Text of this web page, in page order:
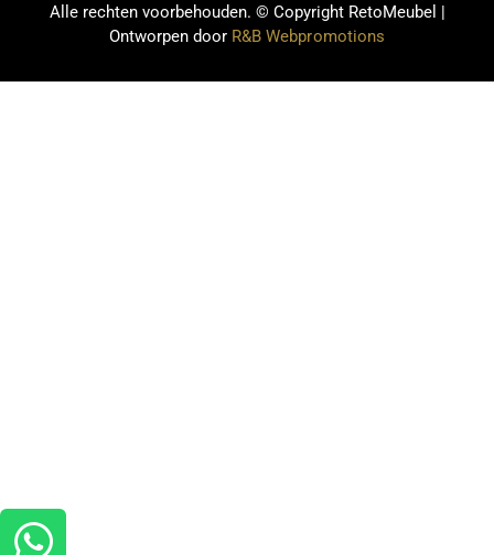
Alle rechten voorbehouden. © Copyright RetoMeubel |
Ontworpen door R&B Webpromotions